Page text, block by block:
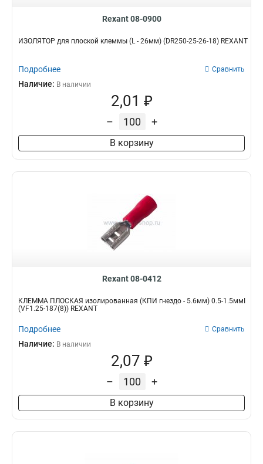
Rexant 08-0900
ИЗОЛЯТОР для плоской клеммы (L - 26мм) (DR250-25-26-18) REXANT
Подробнее Сравнить
Наличие: В наличии
2,01 ₽
– +
В корзину
Rexant 08-0412
КЛЕММА ПЛОСКАЯ изолированная (КПИ гнездо - 5.6мм) 0.5-1.5ммІ
(VF1.25-187(8)) REXANT
Подробнее Сравнить
Наличие: В наличии
2,07 ₽
– +
В корзину